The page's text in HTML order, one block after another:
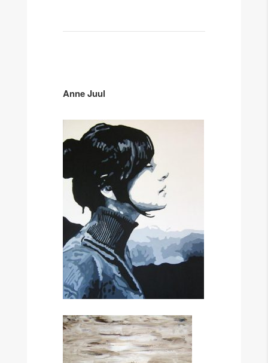
Anne Juul